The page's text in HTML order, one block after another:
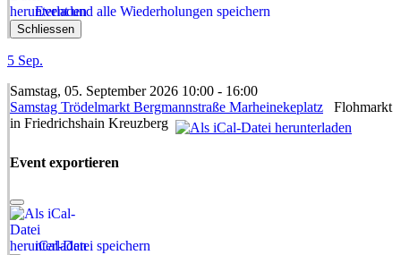
Event und alle Wiederholungen speichern
Schliessen
5 Sep.
Samstag, 05. September 2026 10:00 - 16:00
Samstag Trödelmarkt Bergmannstraße Marheinekeplatz Flohmarkt
in Friedrichshain Kreuzberg
Event exportieren
iCal-Datei speichern